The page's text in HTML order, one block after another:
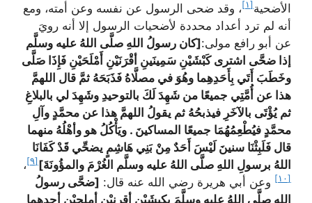
الأضحية [١]
، وقد ضحى الرسول عن نفسه وعن أمته، ومع
أنه لم ترد أعداد محددة لأضحيات الرسول إلا أنه رويَ
عن أبو رافع مولى:[كان رسولُ اللهِ صلَّى اللهُ عليه وسلَّم
إذا ضحَّى اشترى كَبْشَيْنِ سَمِينَينِ أقْرَنَيْنِ أَمْلَحَيْنِ فَإِذَا صَلَّى
وخَطَبَ أَتَي بِأَحَدِهِما وهُوَ في مصلَّاهُ فَذَبَحَهُ ثمَّ قال اللهمَّ
هذا عن أُمَّتِي جميعًا من شَهِدَ لَكَ بالتوحيدِ وشَهِدَ لي بالبلاغِ
ثم يُؤْتَى بالآخَرِ فيذبحُهُ ثم يقولُ اللهمَّ هذا عن محمَّدٍ وآلِ
محمَّدٍ فيُطْعِمُهُمَا جميعًا المساكينَ . ويَأْكُلُ هو وأهْلُهُ منهما
قال فَلَبِثْنَا سنينَ لَيْسَ أَحَدٌ مِنْ بَنِي هَاشِمٍ يضحِّي قَدْ كَفَانَا
اللهُ برسولِ اللهِ صلَّى اللهُ عليه وسلَّم الغُرْمَ والمؤُونَةَ] [٩] ،
[١٠] وعن أبي هريرة رضي الله عنه قال: [ضحَّى رسولُ
اللهِ صلَّى اللهُ عليهِ وسلَّمَ بكبشَيْنِ أقرنيْنِ أملحيْنِ أحدِهما